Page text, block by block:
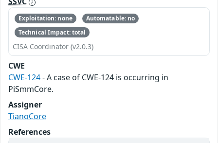
Exploitation: none
Automatable: no
Technical Impact: total
CISA Coordinator (v2.0.3)
CWE
CWE-124- A case of CWE-124 is occurring in
PiSmmCore.
Assigner
TianoCore
References